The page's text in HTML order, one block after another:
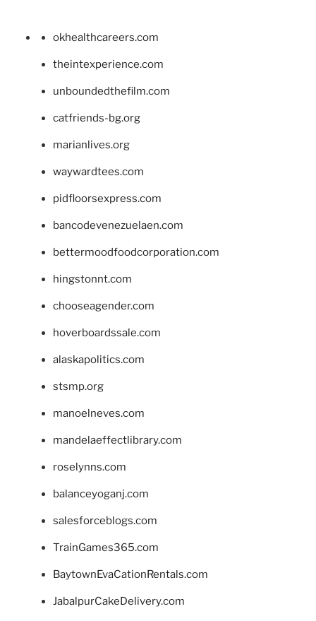
okhealthcareers.com
theintexperience.com
unboundedthefilm.com
catfriends-bg.org
marianlives.org
waywardtees.com
pidfloorsexpress.com
bancodevenezuelaen.com
bettermoodfoodcorporation.com
hingstonnt.com
chooseagender.com
hoverboardssale.com
alaskapolitics.com
stsmp.org
manoelneves.com
mandelaeffectlibrary.com
roselynns.com
balanceyoganj.com
salesforceblogs.com
TrainGames365.com
BaytownEvaCationRentals.com
JabalpurCakeDelivery.com